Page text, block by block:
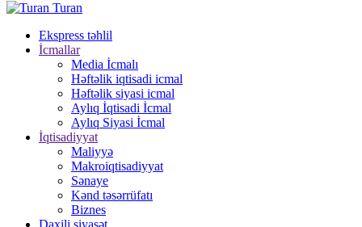
Turan
Ekspress təhlil
İcmallar
Media İcmalı
Həftəlik iqtisadi icmal
Həftəlik siyasi icmal
Aylıq İqtisadi İcmal
Aylıq Siyasi İcmal
İqtisadiyyat
Maliyyə
Makroiqtisadiyyat
Sənaye
Kənd təsərrüfatı
Biznes
Daxili siyasət